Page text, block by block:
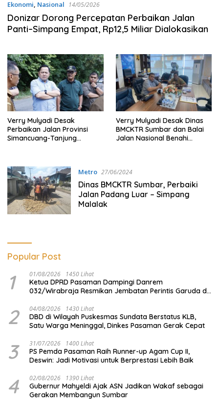
Ekonomi, Nasional 14/05/2026
Donizar Dorong Percepatan Perbaikan Jalan
Panti–Simpang Empat, Rp12,5 Miliar Dialokasikan
Verry Mulyadi Desak
Perbaikan Jalan Provinsi
Simancuang-Tanjung
Verry Mulyadi Desak Dinas
BMCKTR Sumbar dan Balai
Jalan Nasional Benahi
Metro 27/06/2024
Dinas BMCKTR Sumbar, Perbaiki
Jalan Padang Luar – Simpang
Malalak
Popular Post
1 01/08/2026 1450 Lihat
Ketua DPRD Pasaman Dampingi Danrem
032/Wirabraja Resmikan Jembatan Perintis Garuda di
2 04/08/2026 1430 Lihat
DBD di Wilayah Puskesmas Sundata Berstatus KLB,
Satu Warga Meninggal, Dinkes Pasaman Gerak Cepat
3 31/07/2026 1400 Lihat
PS Pemda Pasaman Raih Runner-up Agam Cup II,
Deswin: Jadi Motivasi untuk Berprestasi Lebih Baik
4 02/08/2026 1390 Lihat
Gubernur Mahyeldi Ajak ASN Jadikan Wakaf sebagai
Gerakan Membangun Sumbar